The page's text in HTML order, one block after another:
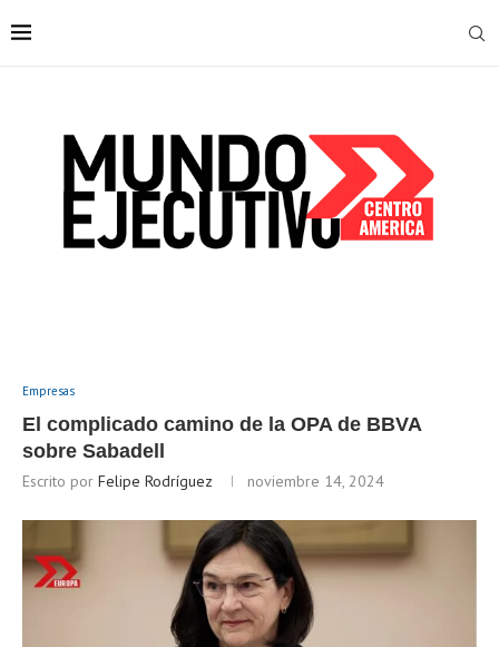
Empresas
El complicado camino de la OPA de BBVA
sobre Sabadell
Escrito por Felipe Rodríguez noviembre 14, 2024